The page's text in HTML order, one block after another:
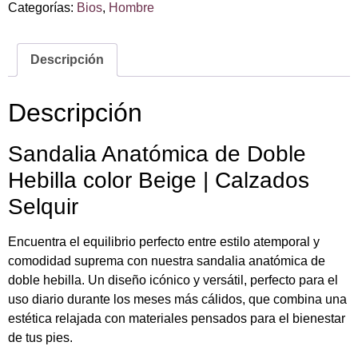
Categorías: Bios, Hombre
Descripción
Descripción
Sandalia Anatómica de Doble
Hebilla color Beige | Calzados
Selquir
Encuentra el equilibrio perfecto entre estilo atemporal y
comodidad suprema con nuestra sandalia anatómica de
doble hebilla. Un diseño icónico y versátil, perfecto para el
uso diario durante los meses más cálidos, que combina una
estética relajada con materiales pensados para el bienestar
de tus pies.